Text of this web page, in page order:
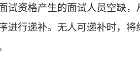
试资格产生的面试人员空缺
进行递补。无人可递补时，